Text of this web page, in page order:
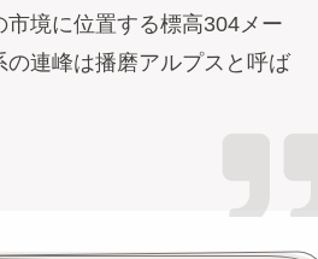
市境に位置する標高304メー
連峰は播磨アルプスと呼ば